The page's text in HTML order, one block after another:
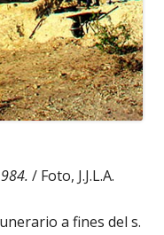
/ Foto, J.J.L.A.
a fines del s.